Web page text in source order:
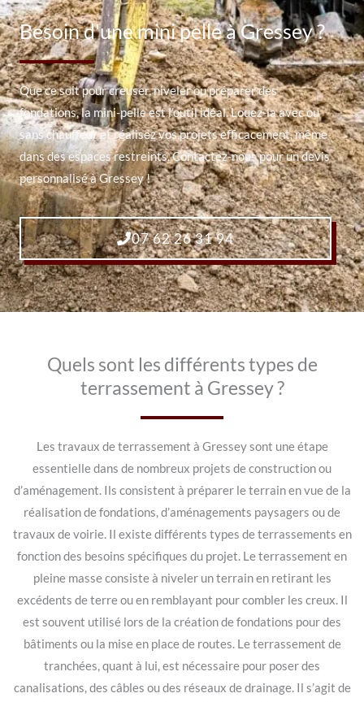
Besoin d'une mini pelle à Gressey ?
Que ce soit pour creuser, niveler ou préparer des
fondations, la mini-pelle est l’outil idéal. Louez-la avec ou
sans chauffeur et réalisez vos projets efficacement, même
dans des espaces restreints. Contactez-nous pour un devis
personnalisé à Gressey !
07 62 26 31 94
Quels sont les différents types de
terrassement à Gressey ?
Les travaux de terrassement à Gressey sont une étape
essentielle dans de nombreux projets de construction ou
d’aménagement. Ils consistent à préparer le terrain en vue de la
réalisation de fondations, d’aménagements paysagers ou de
travaux de voirie. Il existe différents types de terrassements en
fonction des besoins spécifiques du projet. Le terrassement en
pleine masse consiste à niveler un terrain en retirant les
excédents de terre ou en remblayant pour combler les creux. Il
est souvent utilisé lors de la création de fondations pour des
bâtiments ou la mise en place de routes. Le terrassement de
tranchées, quant à lui, est nécessaire pour poser des
canalisations, des câbles ou des réseaux de drainage. Il s’agit de